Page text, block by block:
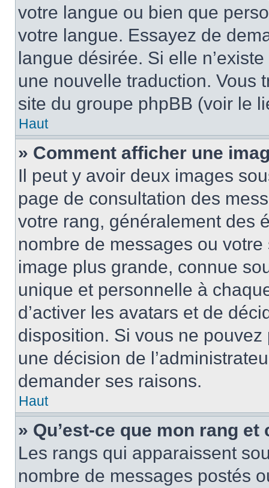
votre langue ou bien que
votre langue. Essayez de
langue désirée. Si elle
une nouvelle traduction. Vous
site du groupe phpBB (voir le
Haut
» Comment afficher une
Il peut y avoir deux images
page de consultation des
votre rang, généralement des
nombre de messages ou
image plus grande, connue
unique et personnelle à
d’activer les avatars et de
disposition. Si vous ne pouvez
une décision de
demander ses raisons.
Haut
» Qu’est-ce que mon rang
Les rangs qui apparaissent
nombre de messages postés